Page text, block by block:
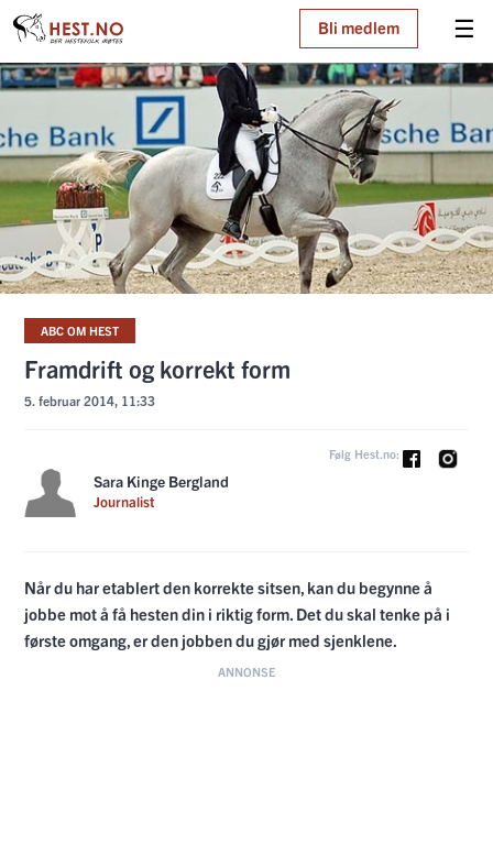
☰
Bli medlem
ABC OM HEST
Framdrift og korrekt form
5. februar 2014, 11:33
Sara Kinge Bergland
Journalist
Følg Hest.no:
Når du har etablert den korrekte sitsen, kan du begynne å
jobbe mot å få hesten din i riktig form. Det du skal tenke på i
første omgang, er den jobben du gjør med sjenklene.